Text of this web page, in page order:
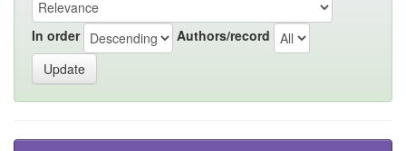
In order Authors/record